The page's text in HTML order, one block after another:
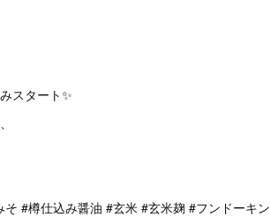
スタート✨
#樽仕込み醤油 #玄米 #玄米麹 #フンドーキン